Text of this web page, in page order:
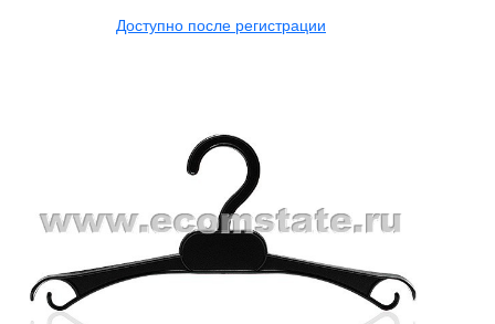
Доступно после регистрации